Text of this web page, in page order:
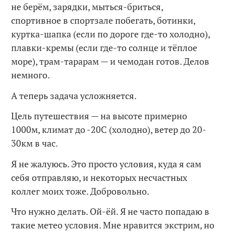
не берём, зарядки, мыться-бриться,
спортивное в спортзале побегать, ботинки,
куртка-шапка (если по дороге где-то холодно),
плавки-кремы (если где-то солнце и тёплое
море), трам-тарарам — и чемодан готов. Делов
немного.
А теперь задача усложняется.
Цель путешествия — на высоте примерно
1000м, климат до -20С (холодно), ветер до 20-
30км в час.
Я не жалуюсь. Это просто условия, куда я сам
себя отправляю, и некоторых несчастных
коллег моих тоже. Добровольно.
Что нужно делать. Ой-ёй. Я не часто попадаю в
такие метео условия. Мне нравится экстрим, но